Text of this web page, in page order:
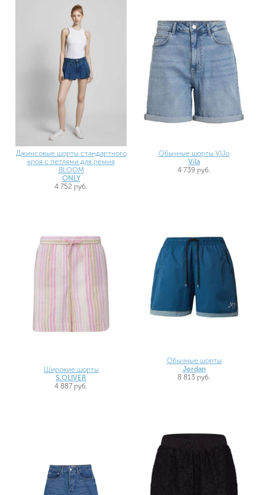
Джинсовые шорты стандартного
кроя с петлями для ремня
BLOOM
ONLY
4 752 руб.
Обычные шорты VIJo
Vila
4 739 руб.
Широкие шорты
S.OLIVER
4 887 руб.
Обычные шорты
Jordan
8 813 руб.